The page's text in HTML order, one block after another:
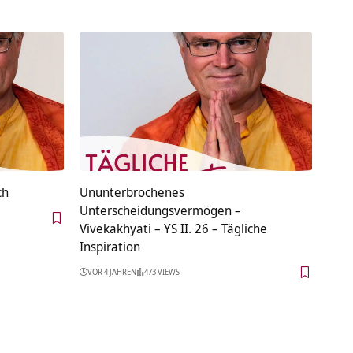
Ununterbrochenes
Unterscheidungsvermögen –
Vivekakhyati – YS II. 26 – Tägliche
Inspiration
VOR 4 JAHREN 473 VIEWS